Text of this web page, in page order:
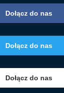
Dołącz do nas
Dołącz do nas
Dołącz do nas